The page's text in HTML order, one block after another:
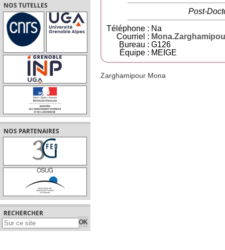
NOS TUTELLES
NOS PARTENAIRES
RECHERCHER
Post-
Téléphone : Na
Courriel :
Bureau : G126
Équipe : MEIGE
Zarghamipour Mona